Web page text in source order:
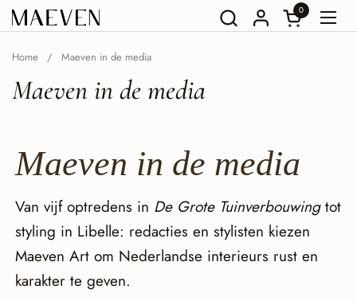
Ga naar content 0
Home / Maeven in de media
Maeven in de media
Maeven in de media
Van vijf optredens in De Grote Tuinverbouwingtot
styling in Libelle: redacties en stylisten kiezen
Maeven Art om Nederlandse interieurs rust en
karakter te geven.